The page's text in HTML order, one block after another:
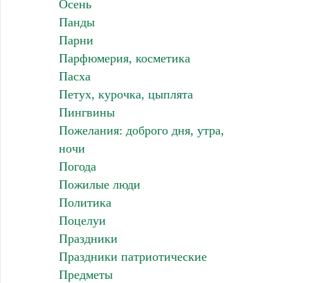
Осень
Панды
Парни
Парфюмерия, косметика
Пасха
Петух, курочка, цыплята
Пингвины
Пожелания: доброго дня, утра,
ночи
Погода
Пожилые люди
Политика
Поцелуи
Праздники
Праздники патриотические
Предметы